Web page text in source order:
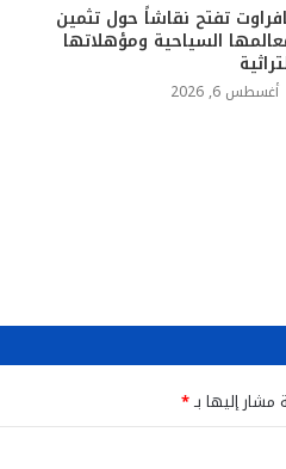
تفتح نقاشاً حول تثمين
السياحية ومؤهلاتها
أغسطس 6, 2026
مشار إليها بـ*